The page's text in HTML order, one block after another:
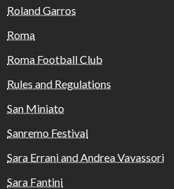
Roland Garros
Roma
Roma Football Club
Rules and Regulations
San Miniato
Sanremo Festival
Sara Errani and Andrea Vavassori
Sara Fantini